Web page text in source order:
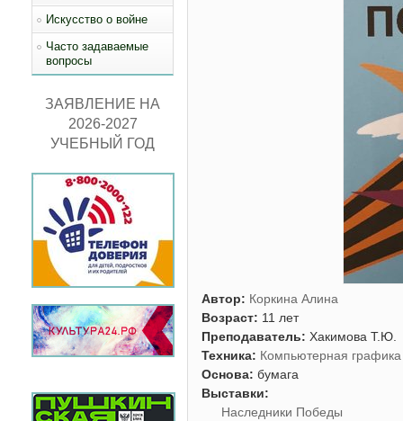
Искусство о войне
Часто задаваемые
вопросы
ЗАЯВЛЕНИЕ НА
2026-2027
УЧЕБНЫЙ ГОД
Автор: Коркина Алина
Возраст: 11 лет
Преподаватель:Хакимова Т.Ю.
Техника: Компьютерная графика
Основа:бумага
Выставки:
Наследники Победы